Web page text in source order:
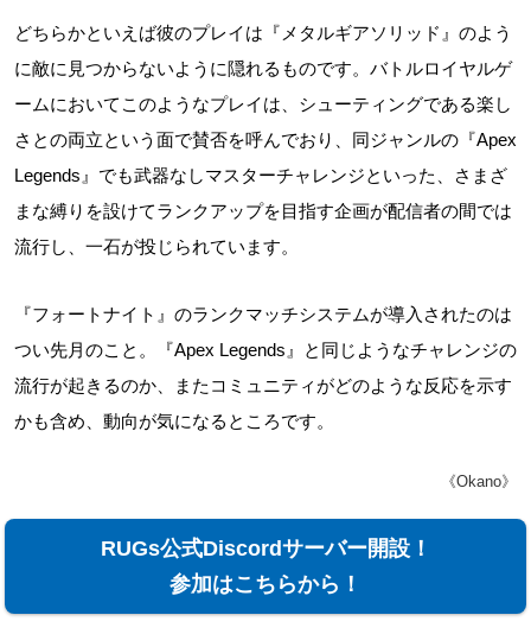
どちらかといえば彼のプレイは『メタルギアソリッド』のよう
に敵に見つからないように隠れるものです。バトルロイヤルゲ
ームにおいてこのようなプレイは、シューティングである楽し
さとの両立という面で賛否を呼んでおり、同ジャンルの『Apex
Legends』でも武器なしマスターチャレンジといった、さまざ
まな縛りを設けてランクアップを目指す企画が配信者の間では
流行し、一石が投じられています。
『フォートナイト』のランクマッチシステムが導入されたのは
つい先月のこと。『Apex Legends』と同じようなチャレンジの
流行が起きるのか、またコミュニティがどのような反応を示す
かも含め、動向が気になるところです。
《Okano》
RUGs公式Discordサーバー開設！
参加はこちらから！